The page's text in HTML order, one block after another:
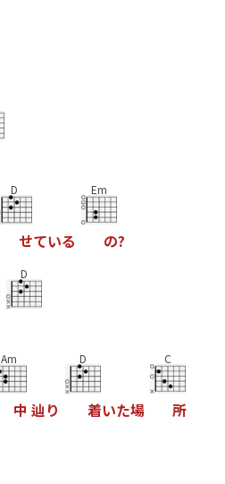
D
せている
Em
の?
D
Am
中 辿 り
D
着いた場
C
所